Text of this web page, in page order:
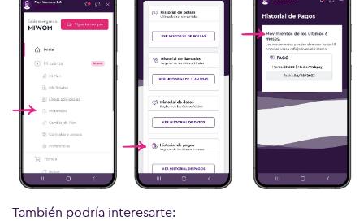
También podría interesarte: